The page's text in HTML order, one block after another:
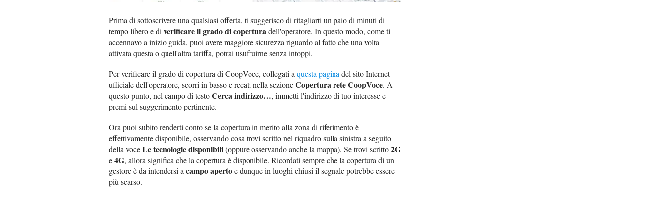
Prima di sottoscrivere una qualsiasi offerta, ti suggerisco di ritagliarti un paio di minuti di
tempo libero e diverificare il grado di coperturadell'operatore. In questo modo, come ti
accennavo a inizio guida, puoi avere maggiore sicurezza riguardo al fatto che una volta
attivata questa o quell'altra tariffa, potrai usufruirne senza intoppi.
Per verificare il grado di copertura di CoopVoce, collegati aquesta paginadel sito Internet
ufficiale dell'operatore, scorri in basso e recati nella sezioneCopertura rete CoopVoce. A
questo punto, nel campo di testoCerca indirizzo…, immetti l'indirizzo di tuo interesse e
premi sul suggerimento pertinente.
Ora puoi subito renderti conto se la copertura in merito alla zona di riferimento è
effettivamente disponibile, osservando cosa trovi scritto nel riquadro sulla sinistra a seguito
della voceLe tecnologie disponibili(oppure osservando anche la mappa). Se trovi scritto2G
e4G, allora significa che la copertura è disponibile. Ricordati sempre che la copertura di un
gestore è da intendersi acampo apertoe dunque in luoghi chiusi il segnale potrebbe essere
più scarso.